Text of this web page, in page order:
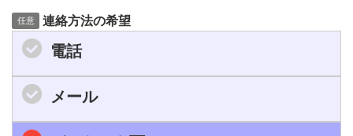
任意 連絡方法の希望
電話
メール